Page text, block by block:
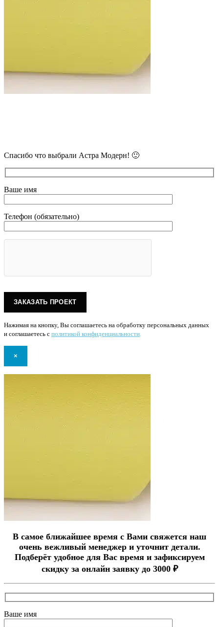
Спасибо что выбрали Астра Модерн! 🙂
Ваше имя
Телефон (обязательно)
Нажимая на кнопку, Вы соглашаетесь на обработку персональных данных
и соглашаетесь с политикой конфиденциальности
×
В самое ближайшее время с Вами свяжется наш
очень вежливый менеджер и уточнит детали.
Подберёт удобное для Вас время и зафиксируем
скидку за онлайн заявку до 3000 ₽
Ваше имя